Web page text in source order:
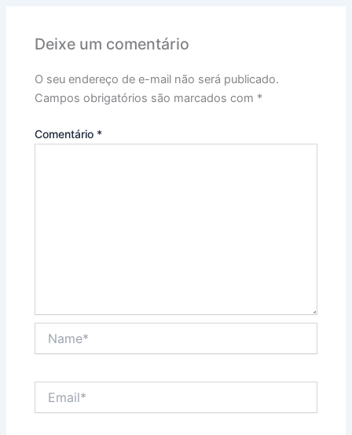
Deixe um comentário
O seu endereço de e-mail não será publicado.
Campos obrigatórios são marcados com *
Comentário *